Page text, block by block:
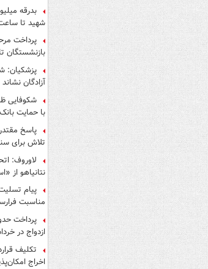
بدرقه
شهید تا ساعت
بازنشستگان
پزشکیان:
آزادگان نشاند
شکوفایی
با حمایت‌
پاسخ
تلاش برای
لاوروف:
نتانیاهو از
پیام
مناسبت
عاشورای
ازدواج در
کارگران
تکلیف
اخراج